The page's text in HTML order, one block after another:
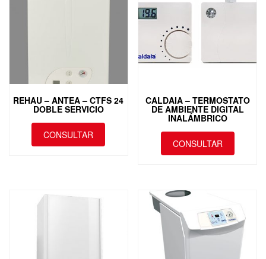
REHAU – ANTEA – CTFS 24
DOBLE SERVICIO
CONSULTAR
CALDAIA – TERMOSTATO
DE AMBIENTE DIGITAL
INALÁMBRICO
CONSULTAR